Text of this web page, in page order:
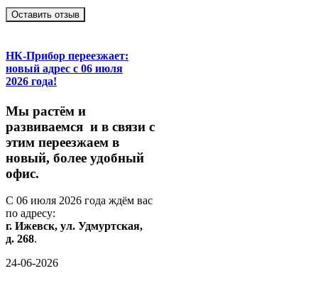
Оставить отзыв
НК-Прибор переезжает:
новый адрес с 06 июля
2026 года!
Мы растём и
развиваемся и в связи с
этим переезжаем в
новый, более удобный
офис.
С 06 июля 2026 года ждём вас
по адресу:
г. Ижевск, ул. Удмуртская,
д. 268.
24-06-2026